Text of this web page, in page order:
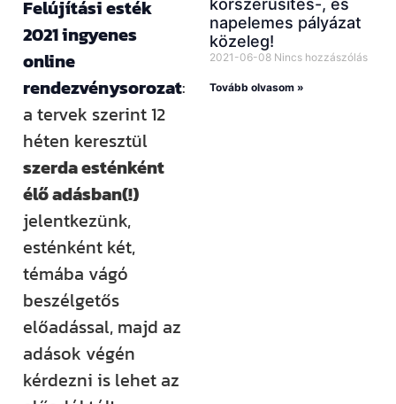
Felújítási esték
2021 ingyenes
online
rendezvénysorozat:
a tervek szerint 12
héten keresztül
szerda esténként
élő adásban(!)
jelentkezünk,
esténként két,
témába vágó
beszélgetős
előadással, majd az
adások végén
kérdezni is lehet az
napelemes pályázat
közeleg!
2021-06-08 Nincs hozzászólás
Tovább olvasom »